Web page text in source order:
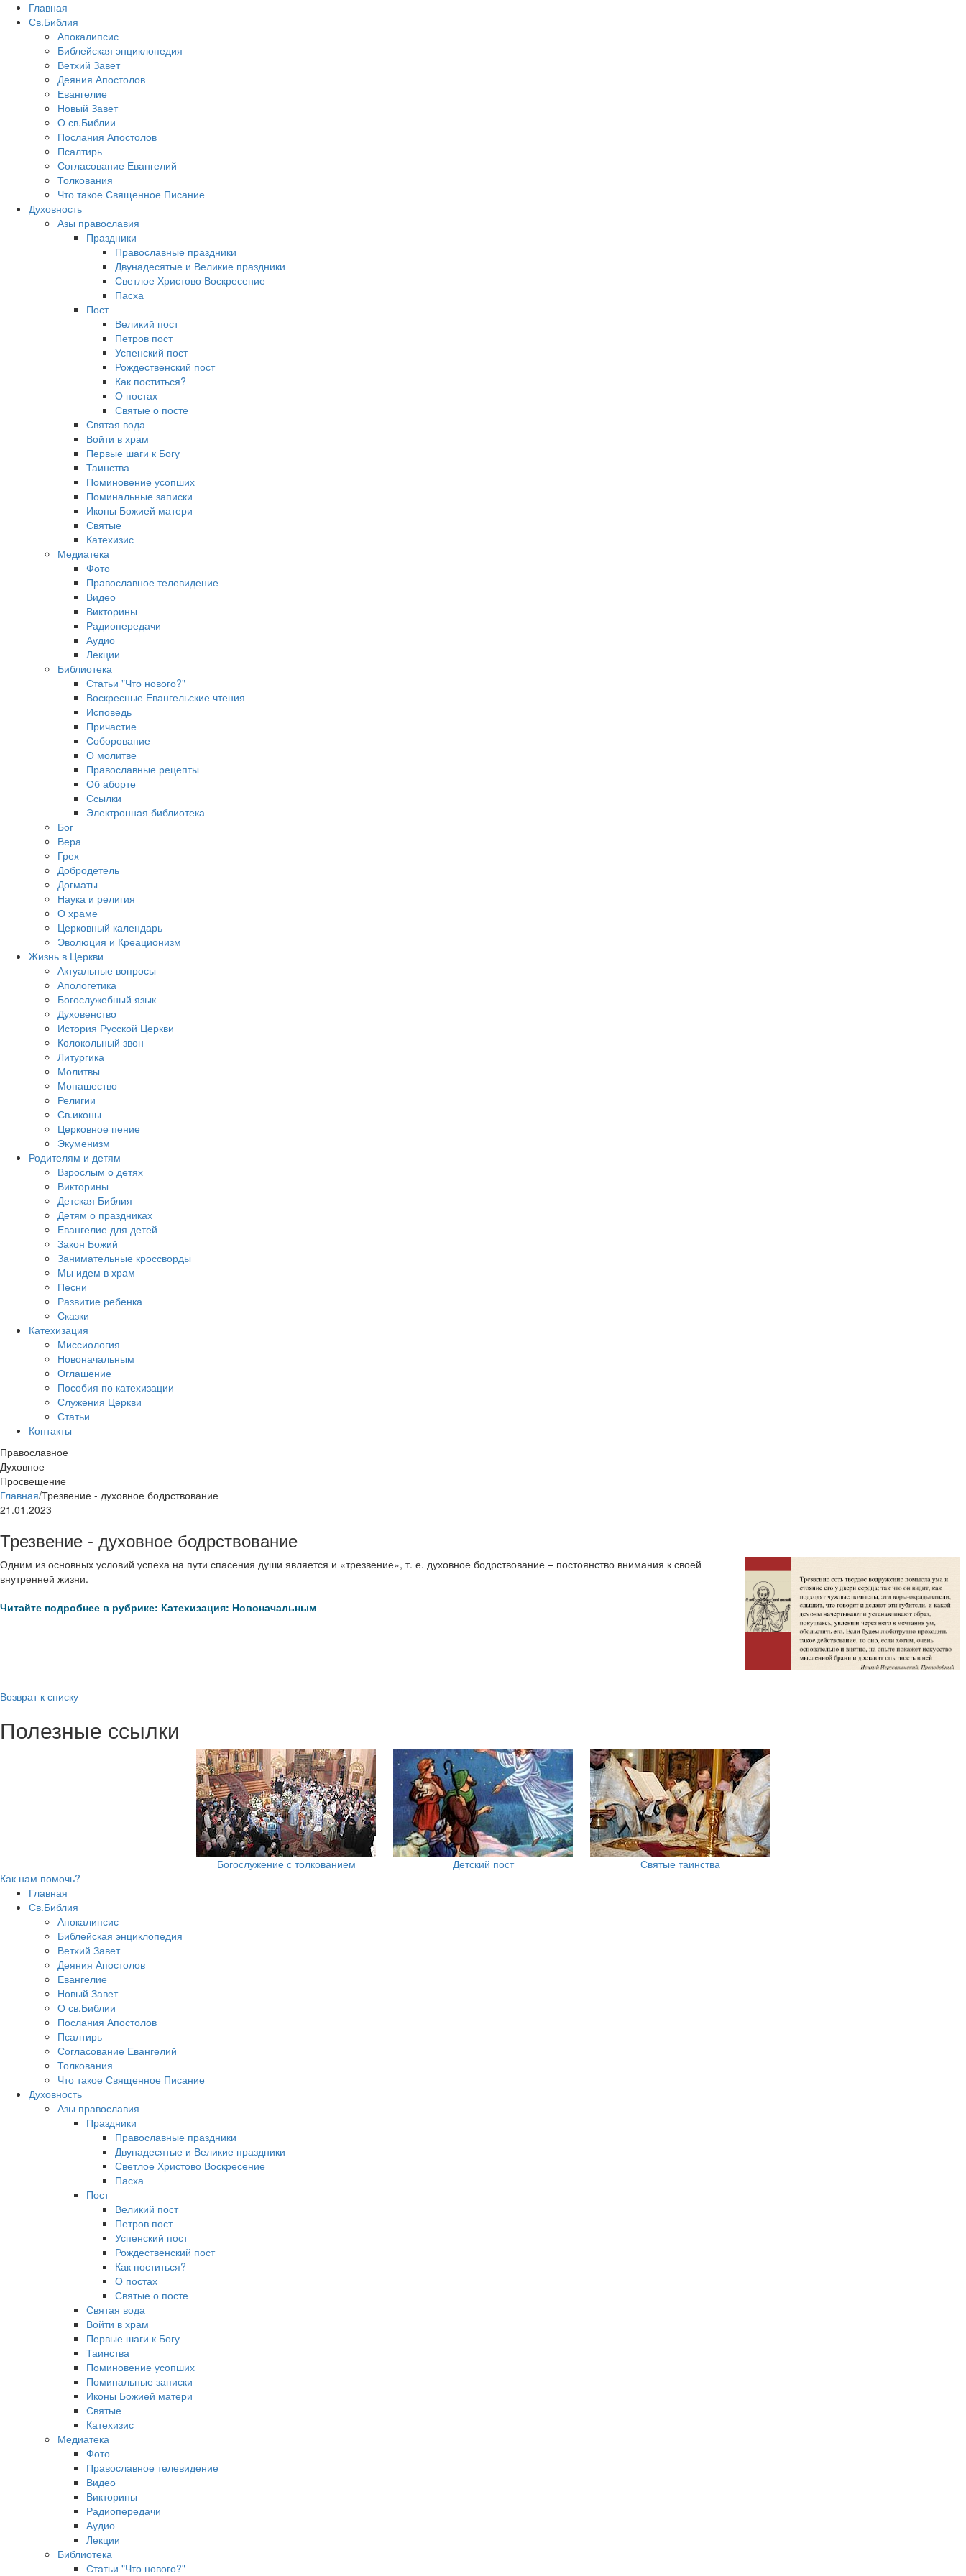
Главная
Св.Библия
Апокалипсис
Библейская энциклопедия
Ветхий Завет
Деяния Апостолов
Евангелие
Новый Завет
О св.Библии
Послания Апостолов
Псалтирь
Согласование Евангелий
Толкования
Что такое Священное Писание
Духовность
Азы православия
Праздники
Православные праздники
Двунадесятые и Великие праздники
Светлое Христово Воскресение
Пасха
Пост
Великий пост
Петров пост
Успенский пост
Рождественский пост
Как поститься?
О постах
Святые о посте
Святая вода
Войти в храм
Первые шаги к Богу
Таинства
Поминовение усопших
Поминальные записки
Иконы Божией матери
Святые
Катехизис
Медиатека
Фото
Православное телевидение
Видео
Викторины
Радиопередачи
Аудио
Лекции
Библиотека
Статьи "Что нового?"
Воскресные Евангельские чтения
Исповедь
Причастие
Соборование
О молитве
Православные рецепты
Об аборте
Ссылки
Электронная библиотека
Бог
Вера
Грех
Добродетель
Догматы
Наука и религия
О храме
Церковный календарь
Эволюция и Креационизм
Жизнь в Церкви
Актуальные вопросы
Апологетика
Богослужебный язык
Духовенство
История Русской Церкви
Колокольный звон
Литургика
Молитвы
Монашество
Религии
Св.иконы
Церковное пение
Экуменизм
Родителям и детям
Взрослым о детях
Викторины
Детская Библия
Детям о праздниках
Евангелие для детей
Закон Божий
Занимательные кроссворды
Мы идем в храм
Песни
Развитие ребенка
Сказки
Катехизация
Миссиология
Новоначальным
Оглашение
Пособия по катехизации
Служения Церкви
Статьи
Контакты
Православное
Духовное
Просвещение
Главная/Трезвение - духовное бодрствование
21.01.2023
Трезвение - духовное бодрствование
Одним из основных условий успеха на пути спасения души является и «трезвение», т. е. духовное бодрствование – постоянство внимания к своей
внутренней жизни.
Читайте подробнее в рубрике: Катехизация: Новоначальным
Возврат к списку
Полезные ссылки
Богослужение с толкованием Детский пост
Святые таинства
Как нам помочь?
Главная
Св.Библия
Апокалипсис
Библейская энциклопедия
Ветхий Завет
Деяния Апостолов
Евангелие
Новый Завет
О св.Библии
Послания Апостолов
Псалтирь
Согласование Евангелий
Толкования
Что такое Священное Писание
Духовность
Азы православия
Праздники
Православные праздники
Двунадесятые и Великие праздники
Светлое Христово Воскресение
Пасха
Пост
Великий пост
Петров пост
Успенский пост
Рождественский пост
Как поститься?
О постах
Святые о посте
Святая вода
Войти в храм
Первые шаги к Богу
Таинства
Поминовение усопших
Поминальные записки
Иконы Божией матери
Святые
Катехизис
Медиатека
Фото
Православное телевидение
Видео
Викторины
Радиопередачи
Аудио
Лекции
Библиотека
Статьи "Что нового?"